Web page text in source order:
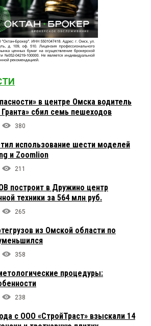
в центре Омска водитель
сбил семь пешеходов
380
использование шести моделей
и Zoomlion
211
построит в Дружино центр
техники за 564 млн руб.
265
из Омской области по
358
процедуры:
238
с ООО «СтройТраст» взыскали 14